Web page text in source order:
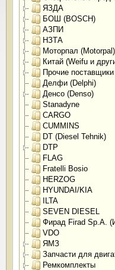
ЯЗДА
БОШ (BOSCH)
АЗПИ
НЗТА
Моторпал (Motorpal)
Китай (Weifu и
Прочие
Делфи (Delphi)
Денсо (Denso)
Stanadyne
CARGO
CUMMINS
DT (Diesel Tehnik)
DTP
FLAG
Fratelli Bosio
HERZOG
HYUNDAI/KIA
ILTA
SEVEN DIESEL
Фирад Firad
VDO
ЯМЗ
Запчасти для
Ремкомплекты